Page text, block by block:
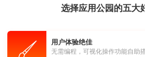
选择应用公园的五大
用户体验绝佳
无需编程，可视化操作功能自助